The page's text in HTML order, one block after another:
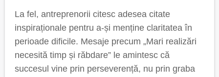
La fel, antreprenorii citesc adesea citate
inspiraționale pentru a-și menține claritatea în
perioade dificile. Mesaje precum „Mari realizări
necesită timp și răbdare” le amintesc că
succesul vine prin perseverență, nu prin graba